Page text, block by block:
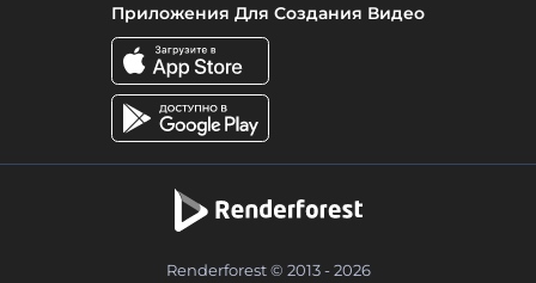
Приложения Для Создания Видео
Renderforest © 2013 - 2026